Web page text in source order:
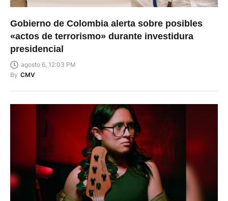
Gobierno de Colombia alerta sobre posibles
«actos de terrorismo» durante investidura
presidencial
agosto 6, 12:03 PM
By CMV